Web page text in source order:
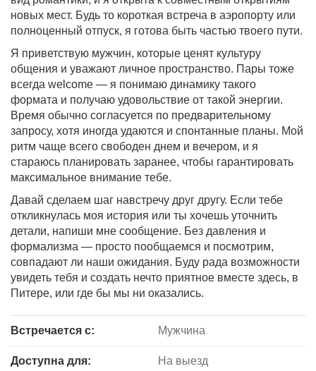
новых мест. Будь то короткая встреча в аэропорту или
полноценный отпуск, я готова быть частью твоего пути.
Я приветствую мужчин, которые ценят культуру
общения и уважают личное пространство. Пары тоже
всегда welcome — я понимаю динамику такого
формата и получаю удовольствие от такой энергии.
Время обычно согласуется по предварительному
запросу, хотя иногда удаются и спонтанные планы. Мой
ритм чаще всего свободен днем и вечером, и я
стараюсь планировать заранее, чтобы гарантировать
максимальное внимание тебе.
Давай сделаем шаг навстречу друг другу. Если тебе
откликнулась моя история или ты хочешь уточнить
детали, напиши мне сообщение. Без давления и
формализма — просто пообщаемся и посмотрим,
совпадают ли наши ожидания. Буду рада возможности
увидеть тебя и создать нечто приятное вместе здесь, в
Питере, или где бы мы ни оказались.
Встречается с: Мужчина
Доступна для: На выезд